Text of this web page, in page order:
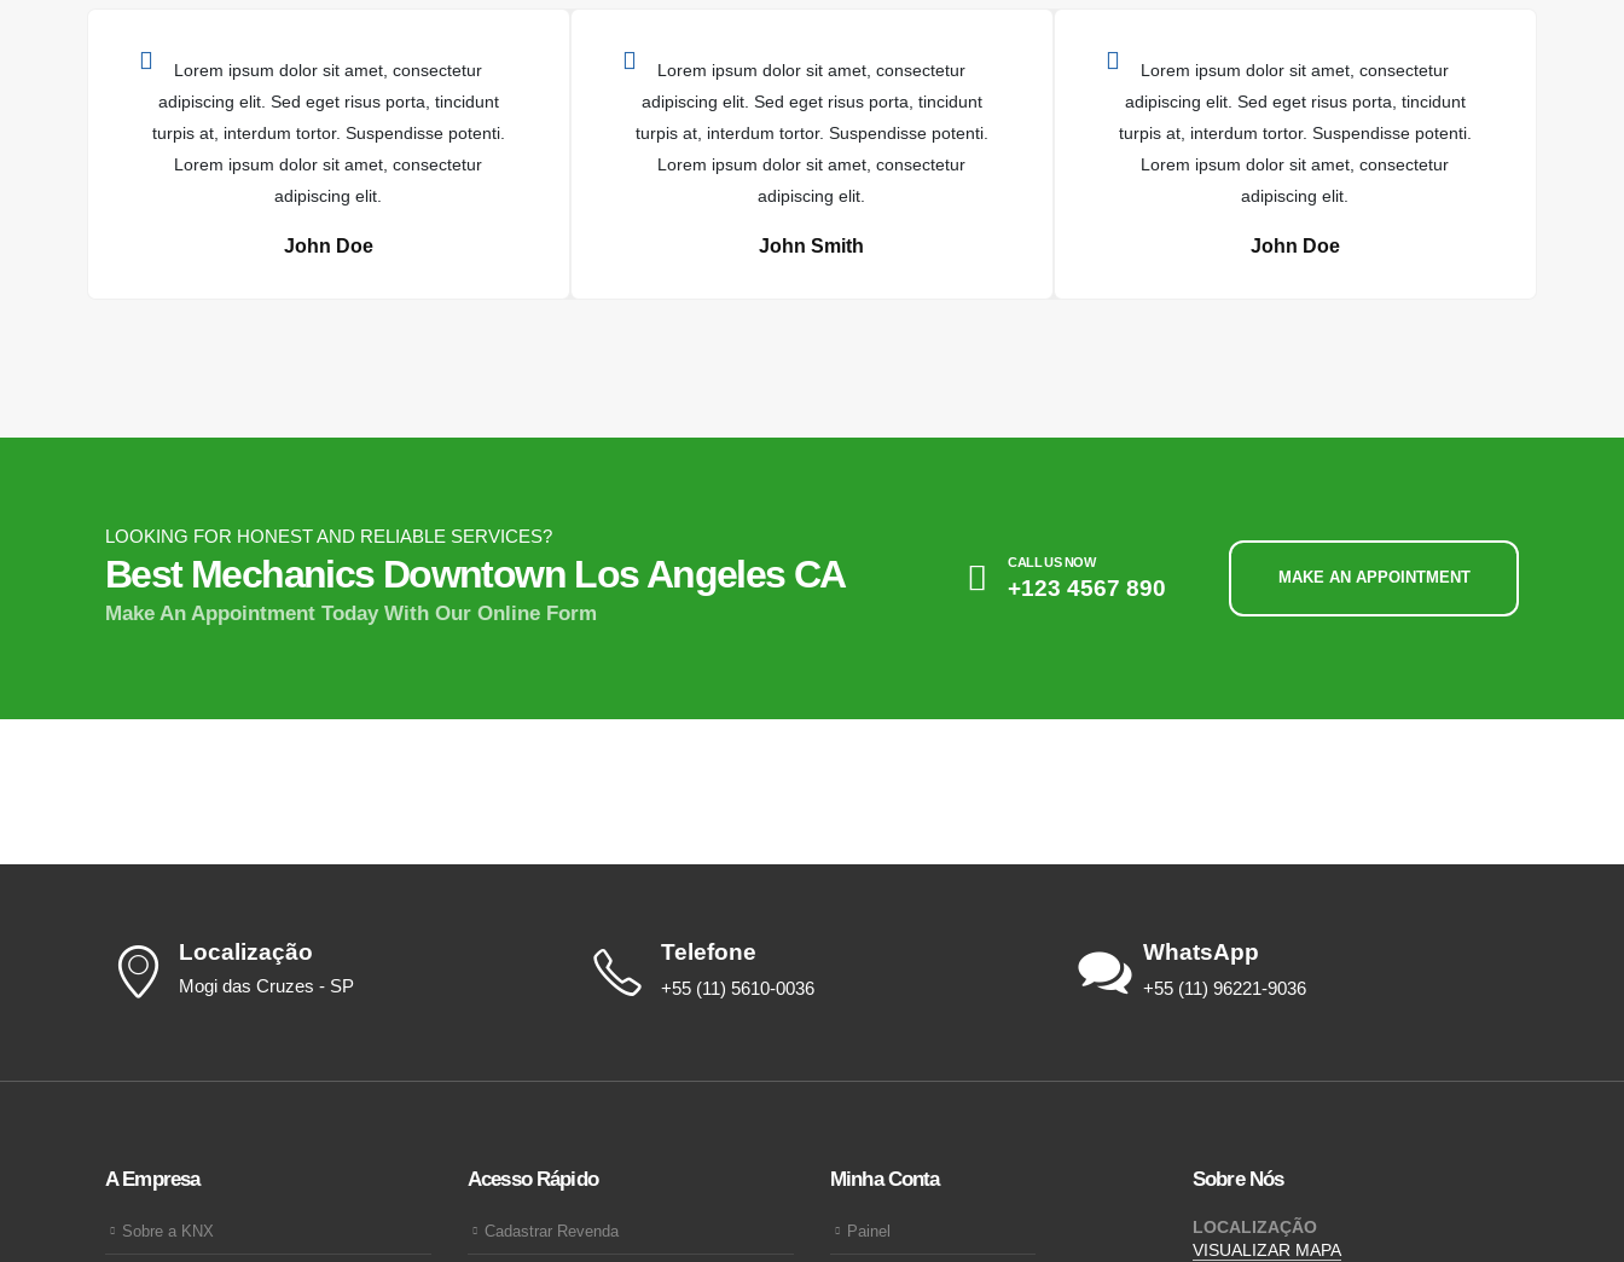
Lorem ipsum dolor sit amet, consectetur
adipiscing elit. Sed eget risus porta, tincidunt
turpis at, interdum tortor. Suspendisse potenti.
Lorem ipsum dolor sit amet, consectetur
adipiscing elit.
John Doe
Lorem ipsum dolor sit amet, consectetur
adipiscing elit. Sed eget risus porta, tincidunt
turpis at, interdum tortor. Suspendisse potenti.
Lorem ipsum dolor sit amet, consectetur
adipiscing elit.
John Smith
Lorem ipsum dolor sit amet, consectetur
adipiscing elit. Sed eget risus porta, tincidunt
turpis at, interdum tortor. Suspendisse potenti.
Lorem ipsum dolor sit amet, consectetur
adipiscing elit.
John Doe
LOOKING FOR HONEST AND RELIABLE SERVICES?
Best Mechanics Downtown Los Angeles CA
Make An Appointment Today With Our Online Form
CALL US NOW
+123 4567 890 MAKE AN APPOINTMENT
Localização
Mogi das Cruzes - SP
Telefone
+55 (11) 5610-0036
WhatsApp
+55 (11) 96221-9036
A Empresa
Sobre a KNX
Acesso Rápido
Cadastrar Revenda
Minha Conta
Painel
Sobre Nós
LOCALIZAÇÃO
VISUALIZAR MAPA